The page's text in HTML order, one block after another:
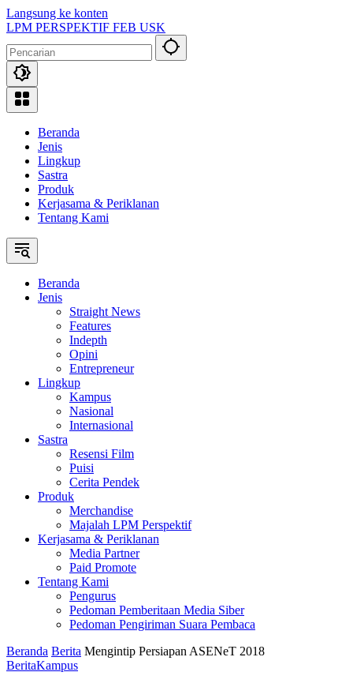
Langsung ke konten
LPM PERSPEKTIF FEB USK
Beranda
Jenis
Lingkup
Sastra
Produk
Kerjasama & Periklanan
Tentang Kami
Beranda
Jenis
Straight News
Features
Indepth
Opini
Entrepreneur
Lingkup
Kampus
Nasional
Internasional
Sastra
Resensi Film
Puisi
Cerita Pendek
Produk
Merchandise
Majalah LPM Perspektif
Kerjasama & Periklanan
Media Partner
Paid Promote
Tentang Kami
Pengurus
Pedoman Pemberitaan Media Siber
Pedoman Pengiriman Suara Pembaca
Beranda Berita Mengintip Persiapan ASENeT 2018
BeritaKampus